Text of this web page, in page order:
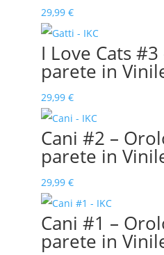
29,99 €
I Love Cats
parete in
29,99 €
Cani #2 –
parete in
29,99 €
Cani #1 –
parete in